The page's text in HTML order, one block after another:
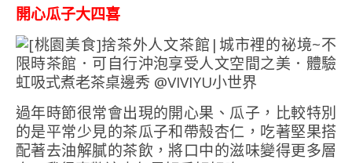
開心瓜子大四喜
過年時節很常會出現的開心果、瓜子，比較特別
的是平常少見的茶瓜子和帶殼杏仁，吃著堅果搭
配著去油解膩的茶飲，將口中的滋味變得更多層